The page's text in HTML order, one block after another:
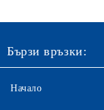
Бързи връзки:
Начало